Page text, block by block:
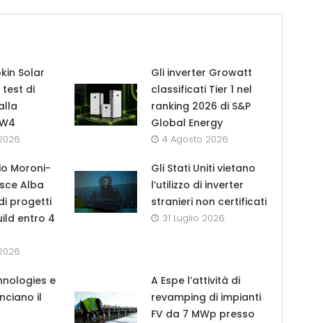
Solar
test di
Gli inverter Growatt
classificati Tier 1 nel
ranking 2026 di S&P
Global Energy
4 Agosto 2026
Moroni-
Alba
di progetti
entro 4
Gli Stati Uniti vietano
l’utilizzo di inverter
stranieri non certificati
31 Luglio 2026
e
il
A Espe l’attività di
revamping di impianti
FV da 7 MWp presso